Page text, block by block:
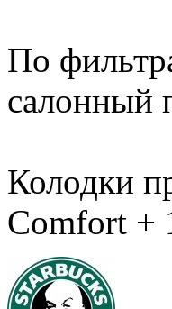
По
салонный
Колодки
Comfort +